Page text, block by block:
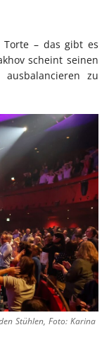
– das gibt es
scheint seinen
zu
Stühlen, Foto: Karina